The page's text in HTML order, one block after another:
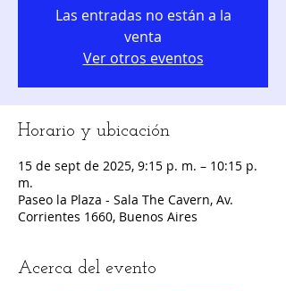
Las entradas no están a la
venta
Ver otros eventos
Horario y ubicación
15 de sept de 2025, 9:15 p. m. – 10:15 p.
m.
Paseo la Plaza - Sala The Cavern, Av.
Corrientes 1660, Buenos Aires
Acerca del evento